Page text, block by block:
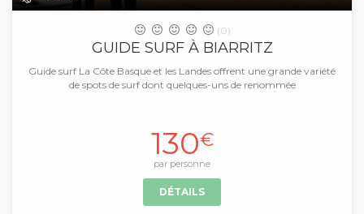
(0)
GUIDE SURF À BIARRITZ
Guide surf La Côte Basque et les Landes offrent une grande variété
de spots de surf dont quelques-uns de renommée
130€
par personne
DÉTAILS